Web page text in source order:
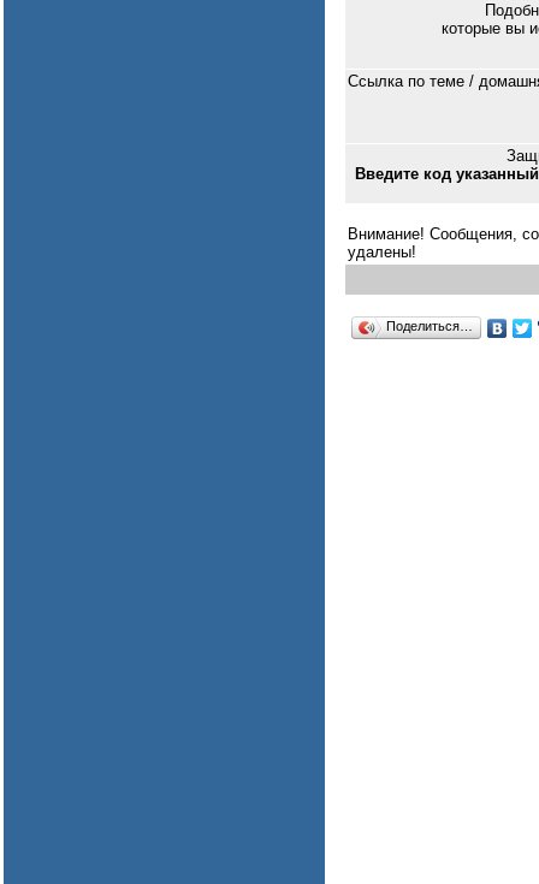
которые вы
Ссылка по теме /
Введите код
Внимание! Сообщения,
удалены!
Поделиться…